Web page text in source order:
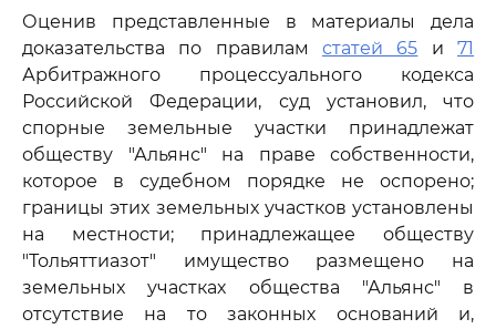
Оценив представленные в материалы дела
доказательства по правилам статей 65 и71
Арбитражного процессуального кодекса
Российской Федерации, суд установил, что
спорные земельные участки принадлежат
обществу "Альянс" на праве собственности,
которое в судебном порядке не оспорено;
границы этих земельных участков установлены
на местности; принадлежащее обществу
"Тольяттиазот" имущество размещено на
земельных участках общества "Альянс" в
отсутствие на то законных оснований и,